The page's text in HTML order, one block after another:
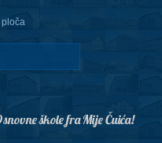
škole fra Mije Čuića!